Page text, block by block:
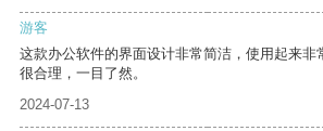
游客
这款办公软件的界面设计非常简洁，使用起来非
很合理，一目了然。
2024-07-13